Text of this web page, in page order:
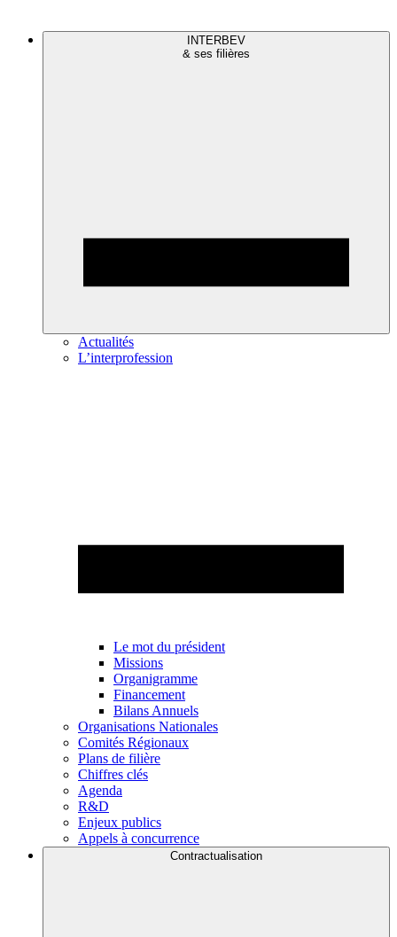
INTERBEV
& ses filières
Actualités
L’interprofession
Le mot du président
Missions
Organigramme
Financement
Bilans Annuels
Organisations Nationales
Comités Régionaux
Plans de filière
Chiffres clés
Agenda
R&D
Enjeux publics
Appels à concurrence
Contractualisation